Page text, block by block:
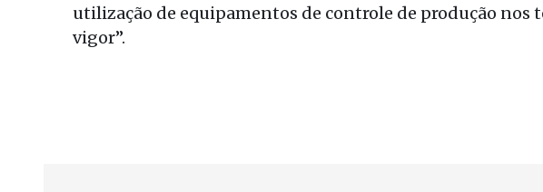
utilização de equipamentos de controle de produção nos
vigor”.